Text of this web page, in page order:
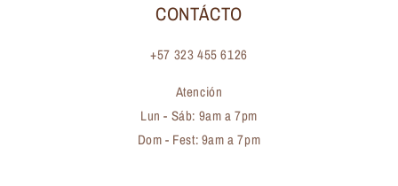
CONTÁCTO
+57 323 455 6126
Atención
Lun - Sáb: 9am a 7pm
Dom - Fest: 9am a 7pm